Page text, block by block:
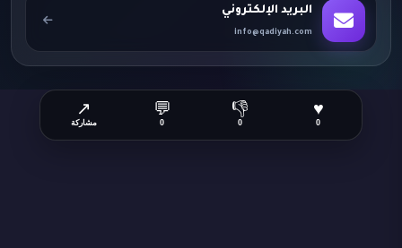
البريد الإلكتروني
info@qadiyah.com
♥
0
👎
0
💬
0
↗
مشاركة